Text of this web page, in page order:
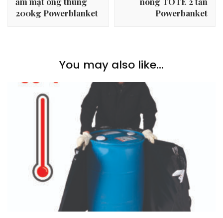
200kg Powerblanket
Powerbanket
You may also like...